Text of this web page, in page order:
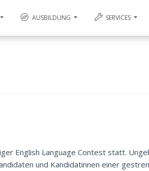
AUSBILDUNG SERVICES
English Language Contest statt.
und Kandidatinnen einer